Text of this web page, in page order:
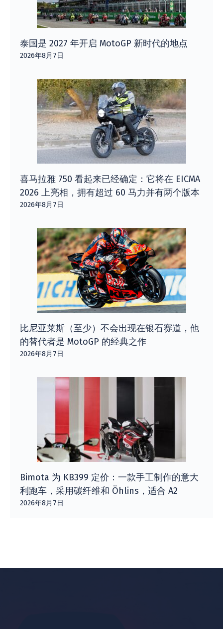
泰国是 2027 年开启 MotoGP 新时代的地点
2026年8月7日
喜马拉雅 750 看起来已经确定：它将在 EICMA
2026 上亮相，拥有超过 60 马力并有两个版本
2026年8月7日
比尼亚莱斯（至少）不会出现在银石赛道，他
的替代者是 MotoGP 的经典之作
2026年8月7日
Bimota 为 KB399 定价：一款手工制作的意大
利跑车，采用碳纤维和 Öhlins，适合 A2
2026年8月7日